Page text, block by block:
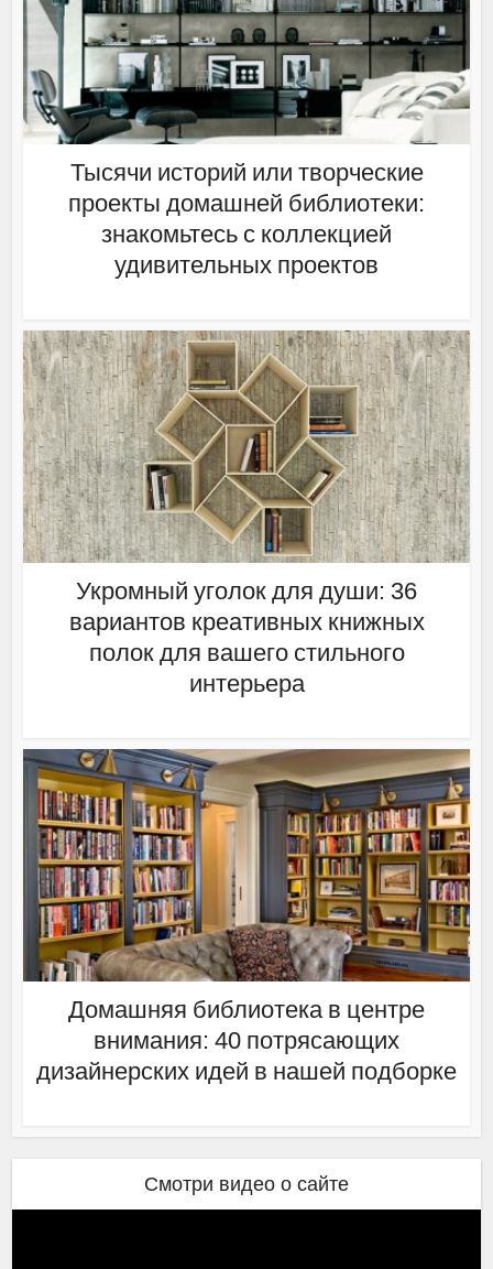
Тысячи историй или творческие
проекты домашней библиотеки:
знакомьтесь с коллекцией
удивительных проектов
Укромный уголок для души: 36
вариантов креативных книжных
полок для вашего стильного
интерьера
Домашняя библиотека в центре
внимания: 40 потрясающих
дизайнерских идей в нашей подборке
Смотри видео о сайте